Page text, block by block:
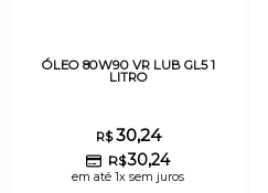
ÓLEO 80W90 VR LUB GL5 1
LITRO
R$30,24
R$30,24
em até 1x sem juros